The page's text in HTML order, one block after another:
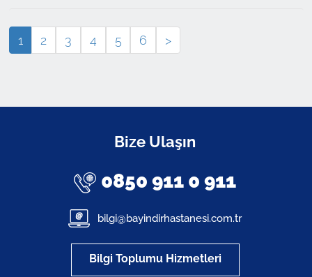
1 2 3 4 5 6 >
Bize Ulaşın
0850 911 0 911
bilgi@bayindirhastanesi.com.tr
Bilgi Toplumu Hizmetleri